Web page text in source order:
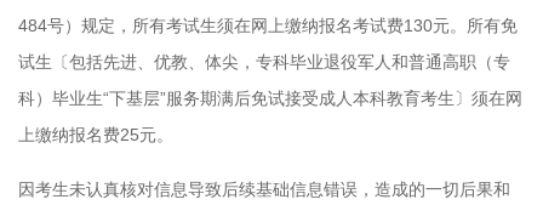
484号）规定，所有考试生须在网上缴纳报名考试费130元。所有免
试生〔包括先进、优教、体尖，专科毕业退役军人和普通高职（专
科）毕业生“下基层”服务期满后免试接受成人本科教育考生〕须在网
上缴纳报名费25元。
因考生未认真核对信息导致后续基础信息错误，造成的一切后果和